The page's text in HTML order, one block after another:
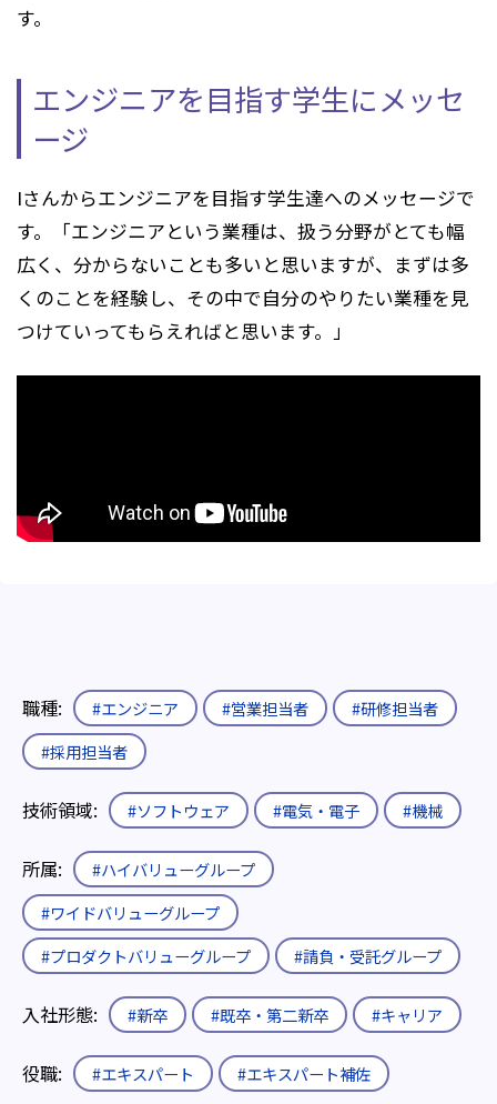
す。
エンジニアを目指す学生にメッセ
ージ
Iさんからエンジニアを目指す学生達へのメッセージで
す。「エンジニアという業種は、扱う分野がとても幅
広く、分からないことも多いと思いますが、まずは多
くのことを経験し、その中で自分のやりたい業種を見
つけていってもらえればと思います。」
職種: #エンジニア #営業担当者
#研修担当者
#採用担当者
技術領域: #ソフトウェア #電気・電子 #機械
所属:
#ハイバリューグループ
#ワイドバリューグループ
#プロダクトバリューグループ
#請負・受託グループ
入社形態: #新卒 #既卒・第二新卒 #キャリア
役職: #エキスパート #エキスパート補佐